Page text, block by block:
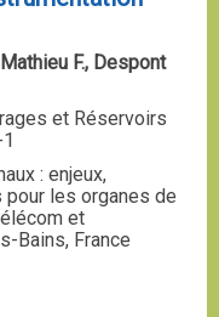
F., Despont
et Réservoirs
: enjeux,
les organes de
et
Bains, France